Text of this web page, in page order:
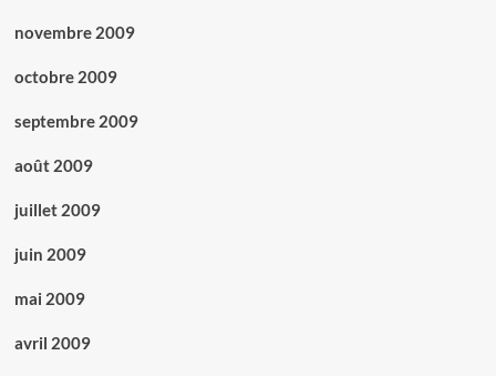
novembre 2009
octobre 2009
septembre 2009
août 2009
juillet 2009
juin 2009
mai 2009
avril 2009